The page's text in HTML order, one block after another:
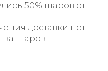
50% шаров от
доставки нет
шаров